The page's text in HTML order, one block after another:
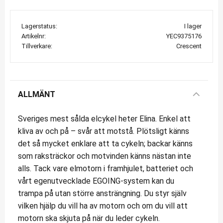
Lagerstatus
I lager
Artikelnr
YEC9375176
Tillverkare
Crescent
ALLMÄNT
Sveriges mest sålda elcykel heter Elina. Enkel att
kliva av och på – svår att motstå. Plötsligt känns
det så mycket enklare att ta cykeln; backar känns
som raksträckor och motvinden känns nästan inte
alls. Tack vare elmotorn i framhjulet, batteriet och
vårt egenutvecklade EGOING-system kan du
trampa på utan större ansträngning. Du styr själv
vilken hjälp du vill ha av motorn och om du vill att
motorn ska skjuta på när du leder cykeln.